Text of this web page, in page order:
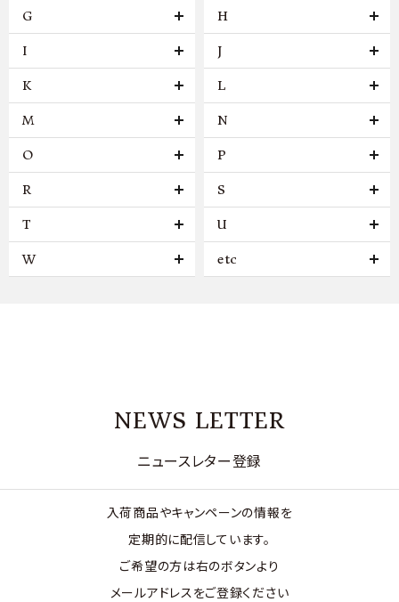
G H
I J
K L
M N
O P
R S
T U
W etc
NEWS LETTER
ニュースレター登録
入荷商品やキャンペーンの情報を
定期的に配信しています。
ご希望の方は右のボタンより
メールアドレスをご登録ください